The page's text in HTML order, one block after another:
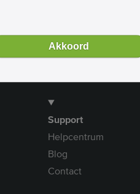
Support
Helpcentrum
Blog
Contact
Akkoord